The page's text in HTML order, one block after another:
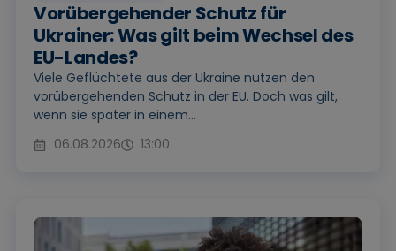
Vorübergehender Schutz für
Ukrainer: Was gilt beim Wechsel des
EU-Landes?
Viele Geflüchtete aus der Ukraine nutzen den
vorübergehenden Schutz in der EU. Doch was gilt,
wenn sie später in einem...
06.08.2026
13:00